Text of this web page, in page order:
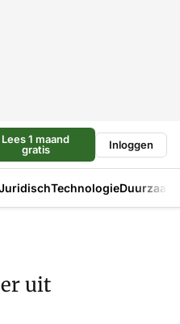
Lees 1 maand
gratis
Inloggen
Technologie
uit